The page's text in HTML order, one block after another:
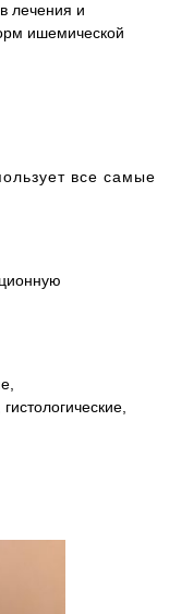
лечения и
ишемической
все самые